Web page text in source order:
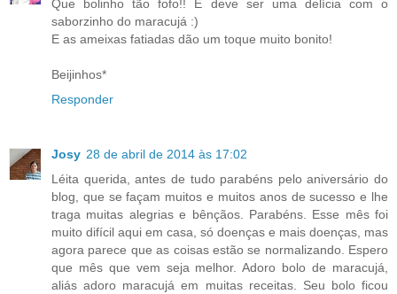
Que bolinho tão fofo!! E deve ser uma delícia com o
saborzinho do maracujá :)
E as ameixas fatiadas dão um toque muito bonito!
Beijinhos*
Responder
Josy 28 de abril de 2014 às 17:02
Léita querida, antes de tudo parabéns pelo aniversário do
blog, que se façam muitos e muitos anos de sucesso e lhe
traga muitas alegrias e bênçãos. Parabéns. Esse mês foi
muito difícil aqui em casa, só doenças e mais doenças, mas
agora parece que as coisas estão se normalizando. Espero
que mês que vem seja melhor. Adoro bolo de maracujá,
aliás adoro maracujá em muitas receitas. Seu bolo ficou